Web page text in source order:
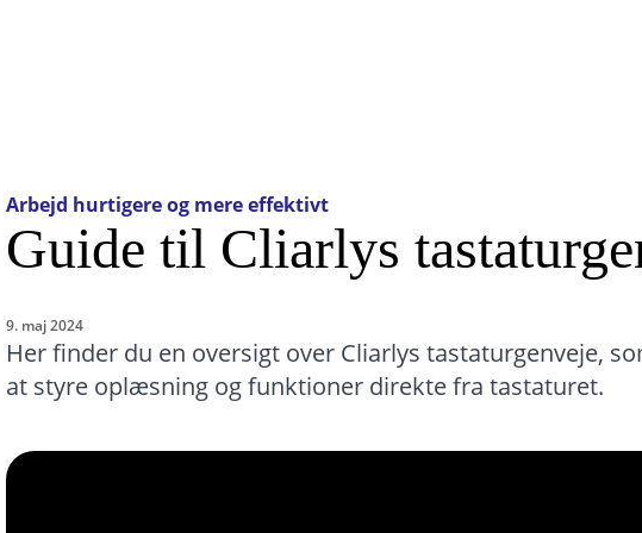
Arbejd hurtigere og mere effektivt
Guide til Cliarlys
9. maj 2024
Her finder du en oversigt over Cliarlys tastaturgenveje,
at styre oplæsning og funktioner direkte fra tastaturet.